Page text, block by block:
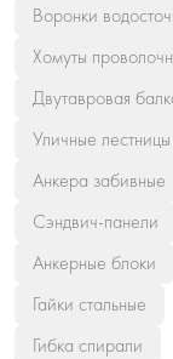
Воронки
Хомуты
Двутавровая
Уличные лестницы
Анкера забивные
Сэндвич-панели
Анкерные блоки
Гайки стальные
Гибка спирали